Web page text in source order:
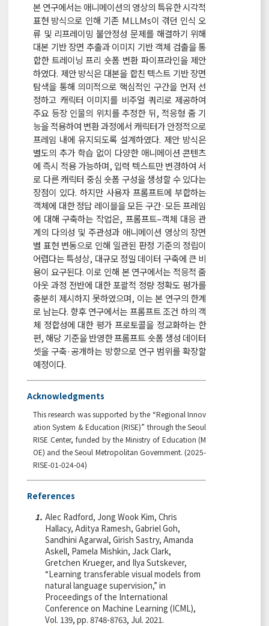
본 연구에서는 애니메이션의 영상의 특유한 시각적
표현 방식으로 인해 기존 MLLMs이 겪던 인식 오
류 및 리프레이밍 불안정성 문제를 해결하기 위해
대본 기반 장면 추출과 이미지 기반 객체 검출을 통
합한 트레이닝 프리 숏폼 변환 파이프라인을 제안
하였다. 제안 방식은 대본을 합친 텍스트 기반 장면
탐색을 통해 의미적으로 핵심적인 구간을 먼저 선
정하고 캐릭터 이미지를 비주얼 쿼리로 제공하여
주요 등장 인물의 위치를 추정한 뒤, 적응형 줌 기
능을 적용하여 변환 과정에서 캐릭터가 안정적으로
프레임 내에 유지되도록 설계하였다. 제안 방식은
별도의 추가 학습 없이 다양한 애니메이션 콘텐츠
에 즉시 적용 가능하며, 입력 텍스트만 변경하여 서
로 다른 캐릭터 중심 숏폼 구성을 생성할 수 있다는
장점이 있다. 하지만 사용자 프롬프트에 부합하는
객체에 대한 정답 레이블을 모든 구간·모든 프레임
에 대해 구축하는 작업은, 프롬프트–객체 대응 관
계의 다의성 및 주관성과 애니메이션 영상의 장면
별 표현 변동으로 인해 일관된 판정 기준의 정립이
어렵다는 특성상, 대규모 정밀 데이터 구축에 큰 비
용이 요구된다. 이로 인해 본 연구에서는 적응적 줌
아웃 과정 전반에 대한 포괄적 정량 정확도 평가를
충분히 제시하지 못하였으며, 이는 본 연구의 한계
로 남는다. 향후 연구에서는 프롬프트 조건 하의 객
체 정합성에 대한 평가 프로토콜을 정교화하는 한
편, 해당 기준을 반영한 프롬프트 숏폼 생성 데이터
셋을 구축·공개하는 방향으로 연구 범위를 확장할
예정이다.
Acknowledgments
This research was supported by the “Regional Innov
ation System & Education (RISE)” through the Seoul
RISE Center, funded by the Ministry of Education (M
OE) and the Seoul Metropolitan Government. (2025-
RISE-01-024-04)
References
1. Alec Radford, Jong Wook Kim, Chris
Hallacy, Aditya Ramesh, Gabriel Goh,
Sandhini Agarwal, Girish Sastry, Amanda
Askell, Pamela Mishkin, Jack Clark,
Gretchen Krueger, and Ilya Sutskever,
“Learning transferable visual models from
natural language supervision,” in
Proceedings of the International
Conference on Machine Learning (ICML),
Vol. 139, pp. 8748-8763, Jul. 2021.